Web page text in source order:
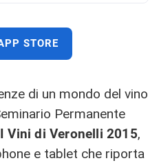
STORE
di un mondo del vino
Permanente
I Vini di Veronelli 2015,
e tablet che riporta